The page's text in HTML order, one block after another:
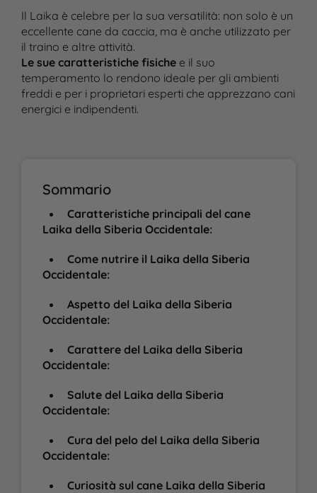
Il Laika è celebre per la sua versatilità: non solo è un
eccellente cane da caccia, ma è anche utilizzato per
il traino e altre attività.
Le sue caratteristiche fisichee il suo
temperamento lo rendono ideale per gli ambienti
freddi e per i proprietari esperti che apprezzano cani
energici e indipendenti.
Sommario
Caratteristiche principali del cane
Laika della Siberia Occidentale:
Come nutrire il Laika della Siberia
Occidentale:
Aspetto del Laika della Siberia
Occidentale:
Carattere del Laika della Siberia
Occidentale:
Salute del Laika della Siberia
Occidentale:
Cura del pelo del Laika della Siberia
Occidentale:
Curiosità sul cane Laika della Siberia